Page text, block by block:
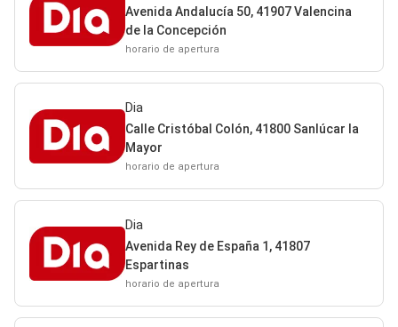
Avenida Andalucía 50, 41907 Valencina
de la Concepción
horario de apertura
Dia
Calle Cristóbal Colón, 41800 Sanlúcar la
Mayor
horario de apertura
Dia
Avenida Rey de España 1, 41807
Espartinas
horario de apertura